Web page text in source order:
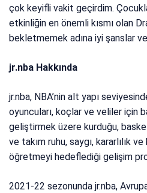
çok keyifli vakit geçirdim.
etkinliğin en önemli kısmı olan
bekletmemek adına iyi şanslar ve
jr.nba Hakkında
jr.nba, NBA’nin alt yapı
oyuncuları, koçlar ve veliler için
geliştirmek üzere kurduğu,
ve takım ruhu, saygı, kararlılık
öğretmeyi hedeflediği gelişim
2021-22 sezonunda jr.nba,